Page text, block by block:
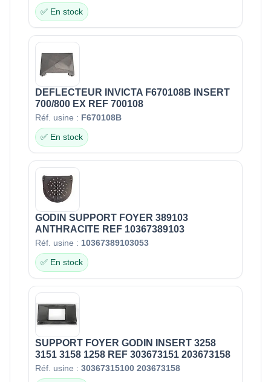
✅ En stock
DEFLECTEUR INVICTA F670108B INSERT
700/800 EX REF 700108
Réf. usine : F670108B
✅ En stock
GODIN SUPPORT FOYER 389103
ANTHRACITE REF 10367389103
Réf. usine : 10367389103053
✅ En stock
SUPPORT FOYER GODIN INSERT 3258
3151 3158 1258 REF 303673151 203673158
Réf. usine : 30367315100 203673158